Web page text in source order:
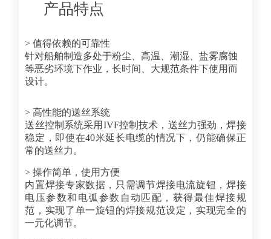
产品特点
>值得依赖的可靠性
针对船舶制造多处于粉尘、高温、潮湿、盐雾腐蚀
等恶劣环境下作业，长时间、大规范条件下使用而
设计。
>高性能的送丝系统
送丝控制系统采用IVF控制技术，送丝力强劲，焊接
稳定，即使在40米延长电缆的情况下，仍能确保正
常的送丝力。
>操作简单，使用方便
内置焊接专家数据，只需调节焊接电流旋钮，焊接
电压参数和电弧参数自动匹配，获得最佳焊接规
范，实现了单一旋钮的焊接规范设定，实现完全的
一元化调节。